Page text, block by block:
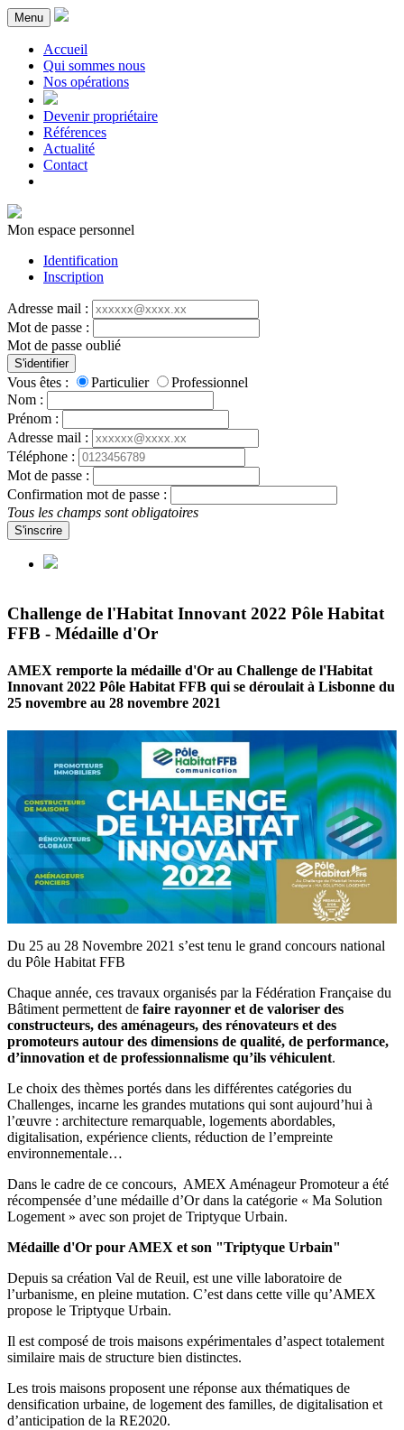
Menu
Accueil
Qui sommes nous
Nos opérations
Devenir propriétaire
Références
Actualité
Contact
Mon espace personnel
Identification
Inscription
Adresse mail :
Mot de passe :
Mot de passe oublié
S'identifier
Vous êtes : Particulier
Professionnel
Nom :
Prénom :
Adresse mail :
Téléphone :
Mot de passe :
Confirmation mot de passe :
Tous les champs sont obligatoires
S'inscrire
Challenge de l'Habitat Innovant 2022 Pôle Habitat
FFB - Médaille d'Or
AMEX remporte la médaille d'Or au Challenge de l'Habitat
Innovant 2022 Pôle Habitat FFB qui se déroulait à Lisbonne du
25 novembre au 28 novembre 2021
Du 25 au 28 Novembre 2021 s’est tenu le grand concours national
du Pôle Habitat FFB
Chaque année, ces travaux organisés par la Fédération Française du
Bâtiment permettent de faire rayonner et de valoriser des
constructeurs, des aménageurs, des rénovateurs et des
promoteurs autour des dimensions de qualité, de performance,
d’innovation et de professionnalisme qu’ils véhiculent.
Le choix des thèmes portés dans les différentes catégories du
Challenges, incarne les grandes mutations qui sont aujourd’hui à
l’œuvre : architecture remarquable, logements abordables,
digitalisation, expérience clients, réduction de l’empreinte
environnementale…
Dans le cadre de ce concours, AMEX Aménageur Promoteur a été
récompensée d’une médaille d’Or dans la catégorie « Ma Solution
Logement » avec son projet de Triptyque Urbain.
Médaille d'Or pour AMEX et son "Triptyque Urbain"
Depuis sa création Val de Reuil, est une ville laboratoire de
l’urbanisme, en pleine mutation. C’est dans cette ville qu’AMEX
propose le Triptyque Urbain.
Il est composé de trois maisons expérimentales d’aspect totalement
similaire mais de structure bien distinctes.
Les trois maisons proposent une réponse aux thématiques de
densification urbaine, de logement des familles, de digitalisation et
d’anticipation de la RE2020.